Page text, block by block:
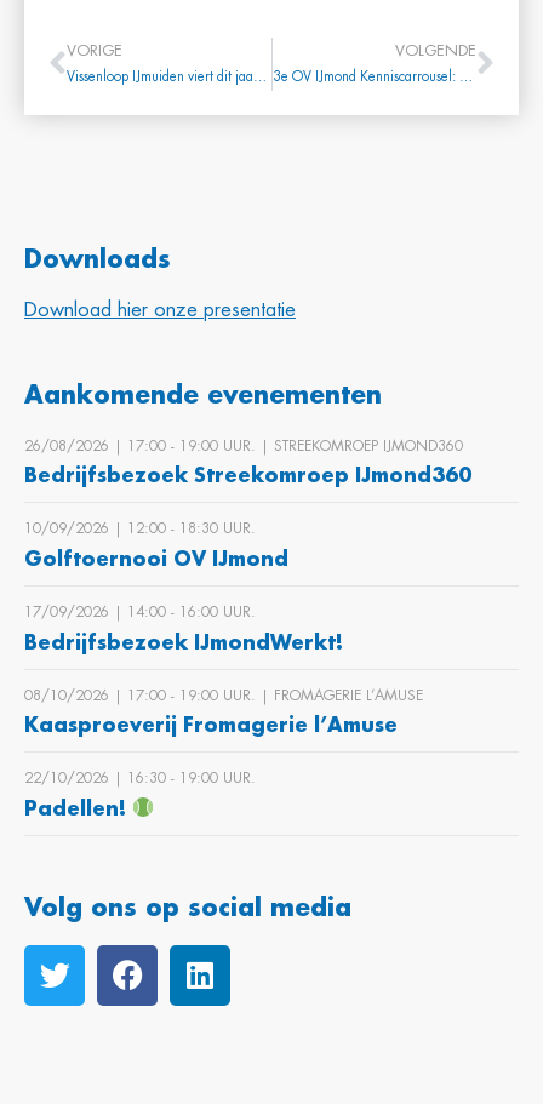
VORIGE VOLGENDE
Downloads
Download hier onze presentatie
Aankomende evenementen
26/08/2026 | 17:00 ‐ 19:00 UUR. | STREEKOMROEP IJMOND360
Bedrijfsbezoek Streekomroep IJmond360
10/09/2026 | 12:00 ‐ 18:30 UUR.
Golftoernooi OV IJmond
17/09/2026 | 14:00 ‐ 16:00 UUR.
Bedrijfsbezoek IJmondWerkt!
08/10/2026 | 17:00 ‐ 19:00 UUR. | FROMAGERIE L’AMUSE
Kaasproeverij Fromagerie l’Amuse
22/10/2026 | 16:30 ‐ 19:00 UUR.
Padellen!
Volg ons op social media